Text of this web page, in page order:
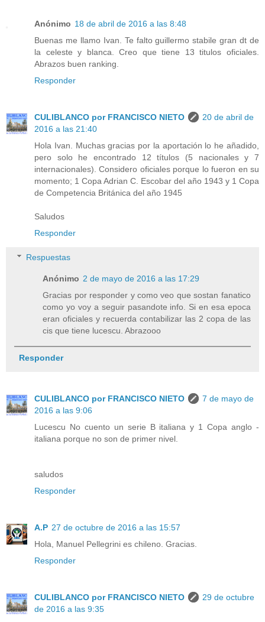
Anónimo 18 de abril de 2016 a las 8:48
Buenas me llamo Ivan. Te falto guillermo stabile gran dt de
la celeste y blanca. Creo que tiene 13 titulos oficiales.
Abrazos buen ranking.
Responder
CULIBLANCO por FRANCISCO NIETO
20 de abril de
2016 a las 21:40
Hola Ivan. Muchas gracias por la aportación lo he añadido,
pero solo he encontrado 12 títulos (5 nacionales y 7
internacionales). Considero oficiales porque lo fueron en su
momento; 1 Copa Adrian C. Escobar del año 1943 y 1 Copa
de Competencia Británica del año 1945
Saludos
Responder
Respuestas
Anónimo 2 de mayo de 2016 a las 17:29
Gracias por responder y como veo que sostan fanatico
como yo voy a seguir pasandote info. Si en esa epoca
eran oficiales y recuerda contabilizar las 2 copa de las
cis que tiene lucescu. Abrazooo
Responder
CULIBLANCO por FRANCISCO NIETO
7 de mayo de
2016 a las 9:06
Lucescu No cuento un serie B italiana y 1 Copa anglo -
italiana porque no son de primer nivel.
saludos
Responder
A.P 27 de octubre de 2016 a las 15:57
Hola, Manuel Pellegrini es chileno. Gracias.
Responder
CULIBLANCO por FRANCISCO NIETO
29 de octubre
de 2016 a las 9:35